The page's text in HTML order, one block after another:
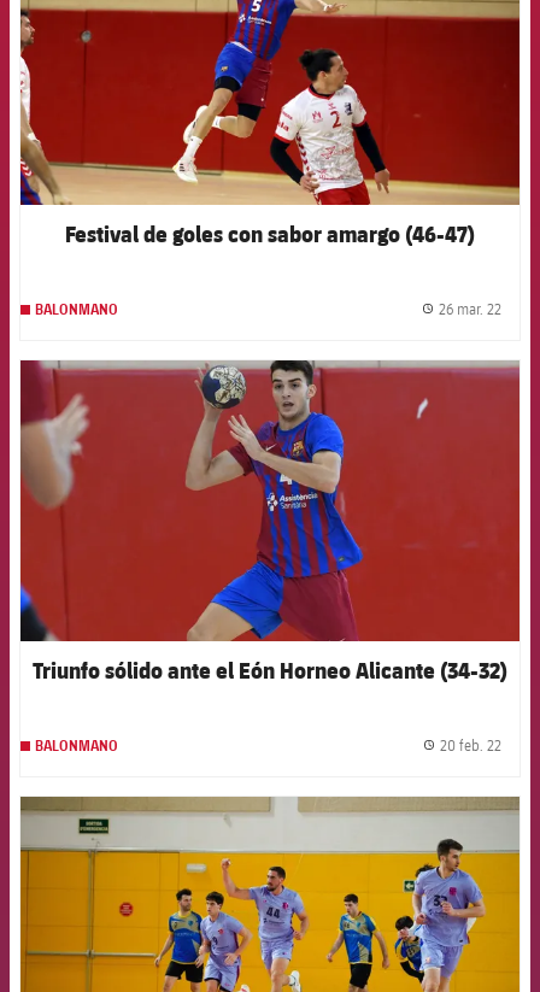
Festival de goles con sabor amargo (46-47)
BALONMANO 26 mar. 22
FCB Barcelona badge
Triunfo sólido ante el Eón Horneo Alicante (34-32)
BALONMANO 20 feb. 22
FCB Barcelona badge